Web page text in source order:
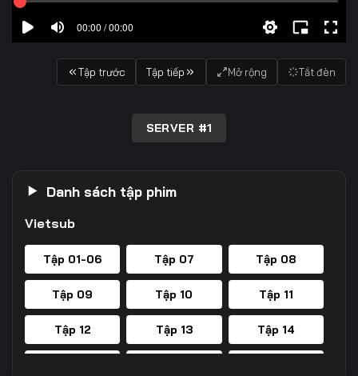
00:00 / 00:00
Tập trước Tập tiếp Mở rộng Tắt đèn
SERVER #1
Danh sách tập phim
Vietsub
Tập 01-06 Tập 07 Tập 08
Tập 09 Tập 10 Tập 11
Tập 12 Tập 13 Tập 14